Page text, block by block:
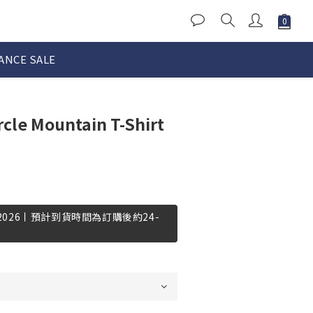
SALE
Mountain T-Shirt
丨預計到貨時間為訂購後約24-